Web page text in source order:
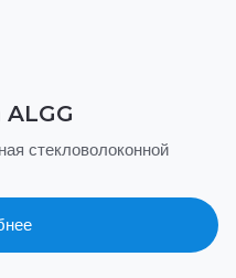
стекловолоконной